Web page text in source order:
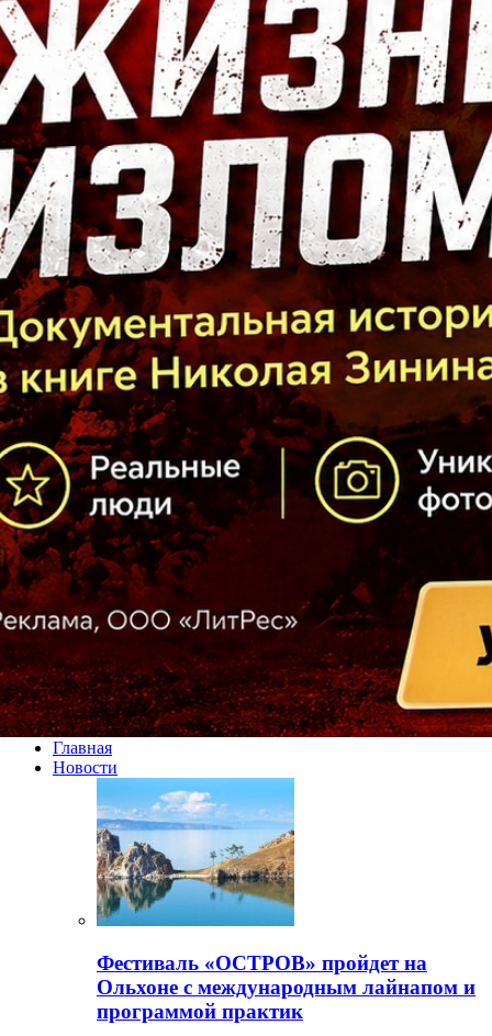
Главная
Новости
Фестиваль «ОСТРОВ» пройдет на
Ольхоне с международным лайнапом и
программой практик